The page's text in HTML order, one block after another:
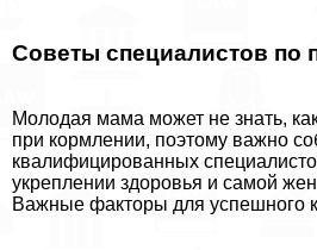
Советы специалистов по
Молодая мама может не знать,
при кормлении, поэтому важно
квалифицированных
укреплении здоровья и самой
Важные факторы для успешного